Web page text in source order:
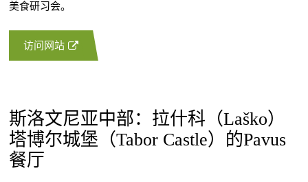
美食研习会。
访问网站
斯洛文尼亚中部：拉什科（Laško）
塔博尔城堡（Tabor Castle）的Pavus
餐厅